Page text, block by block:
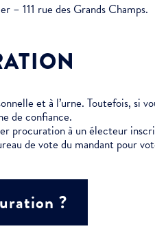
– 111 rue des Grands Champs.
et à l’urne. Toutefois, si
de confiance.
procuration à un électeur
de vote du mandant pour
?